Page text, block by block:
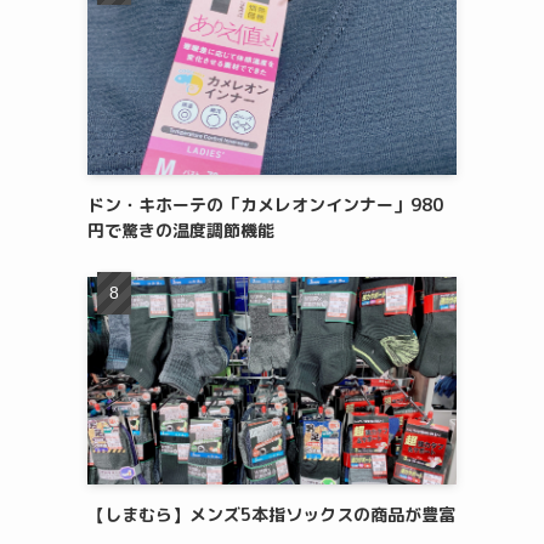
ドン・キホーテの「カメレオンインナー」980
円で驚きの温度調節機能
【しまむら】メンズ5本指ソックスの商品が豊富